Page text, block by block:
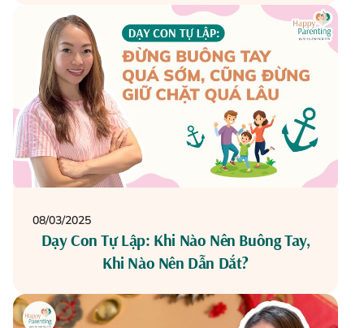
08/03/2025
Dạy Con Tự Lập: Khi Nào Nên Buông Tay,
Khi Nào Nên Dẫn Dắt?